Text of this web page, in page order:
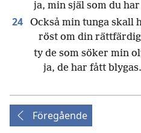
ja, min själ som du
24
Också min tunga skall
röst om din
ty de som söker min
ja, de har fått blygas.
Föregående